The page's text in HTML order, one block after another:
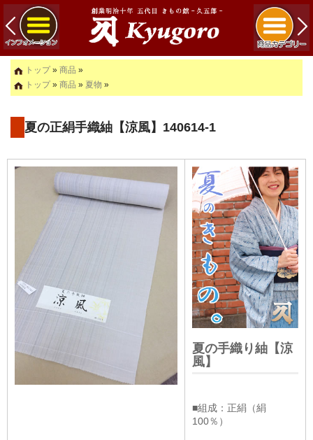
トップ» 商品 »
トップ» 商品 » 夏物 »
夏の正絹手織紬【涼風】140614-1
夏の手織り紬【涼
風】
■組成：正絹（絹
100％）